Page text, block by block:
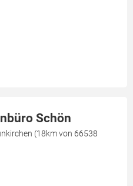
Schön
(18km von 66538